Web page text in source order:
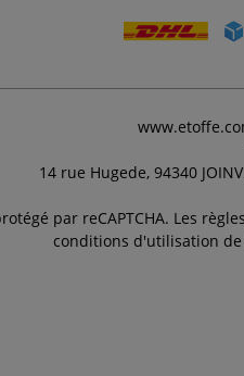
14 rue Hugede, 94340
par reCAPTCHA. Les
conditions d'utilisation